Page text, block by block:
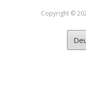
Copyright ©